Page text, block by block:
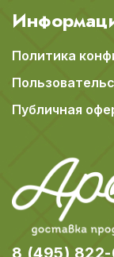
Политика
Публичная
8 (495)